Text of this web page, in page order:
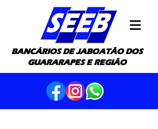
BANCÁRIOS DE JABOATÃO DOS
GUARARAPES E REGIÃO